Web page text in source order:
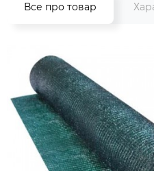
Все про товар